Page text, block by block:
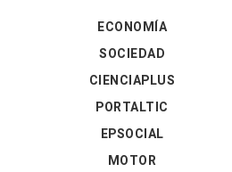
ECONOMÍA
SOCIEDAD
CIENCIAPLUS
PORTALTIC
EPSOCIAL
MOTOR